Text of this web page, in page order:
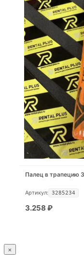
Палец в трапецию
Артикул: 3285234
3.258 ₽
×